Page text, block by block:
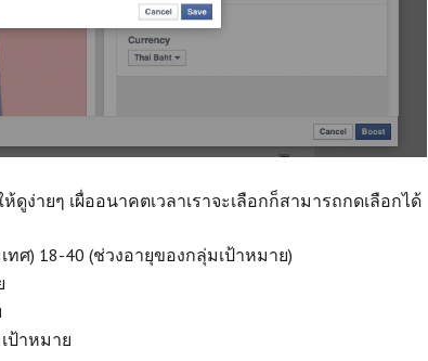
ดูง่ายๆ เผื่ออนาคตเวลาเราจะเลือกก็สามารถกดเลือกได้
ศ) 18-40 (ช่วงอายุของกลุ่มเป้าหมาย)
ป้าหมาย